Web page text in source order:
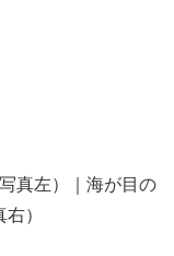
真左）｜海が目の
）